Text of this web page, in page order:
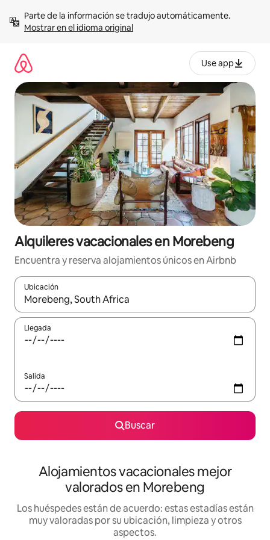
contenidoMostrar en el idioma original
Use app
Alquileres vacacionales en Morebeng
Encuentra y reserva alojamientos únicos en Airbnb
Ubicación
Cuando los resultados estén disponibles, navega con las
Llegada
Salida
Buscar
Alojamientos vacacionales mejor
valorados en Morebeng
Los huéspedes están de acuerdo: estas estadías están
muy valoradas por su ubicación, limpieza y otros
aspectos.